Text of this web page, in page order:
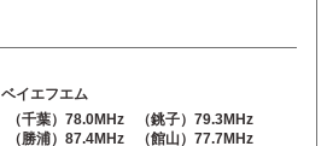
ベイエフエム
（千葉）78.0MHz
（銚子）79.3MHz
（勝浦）87.4MHz
（館山）77.7MHz